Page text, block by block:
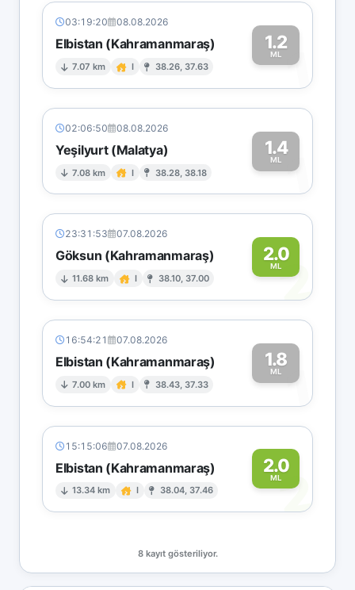
03:19:20 08.08.2026
Elbistan (Kahramanmaraş)
7.07 km I 38.26, 37.63
1.2
ML 1
02:06:50 08.08.2026
Yeşilyurt (Malatya)
7.08 km I 38.28, 38.18
1.4
ML 1
23:31:53 07.08.2026
Göksun (Kahramanmaraş)
11.68 km I 38.10, 37.00
2.0
ML2
16:54:21 07.08.2026
Elbistan (Kahramanmaraş)
7.00 km I 38.43, 37.33
1.8
ML1
15:15:06 07.08.2026
Elbistan (Kahramanmaraş)
13.34 km I 38.04, 37.46
2.0
ML2
8 kayıt gösteriliyor.